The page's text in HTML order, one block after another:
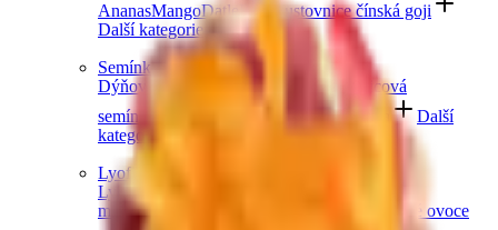
AnanasMangoDatleFíkyKustovnice čínská goji
Další kategorie
Semínka
Dýňová semínka
Chia semínka
Slunečnicová
semínka
Konopná semínka
Další
kategorie
Lyofilizované ovoce
Lyofilizované jahody
malinyLyofilizovaný mix ovoce
Lyofilizované ovoce